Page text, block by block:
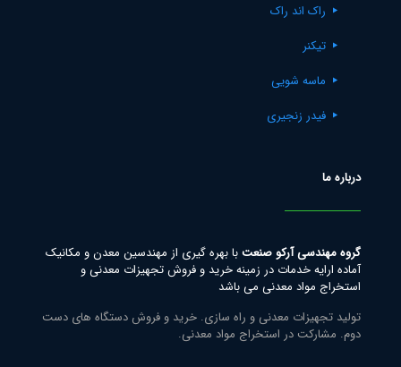
راک اند راک
تیکنر
ماسه شویی
فیدر زنجیری
درباره ما
گروه مهندسی آرکو صنعتبا بهره گیری از مهندسین معدن و مکانیک
آماده ارایه خدمات در زمینه خرید و فروش تجهیزات معدنی و
استخراج مواد معدنی می باشد
تولید تجهیزات معدنی و راه سازی. خرید و فروش دستگاه های دست
دوم. مشارکت در استخراج مواد معدنی.